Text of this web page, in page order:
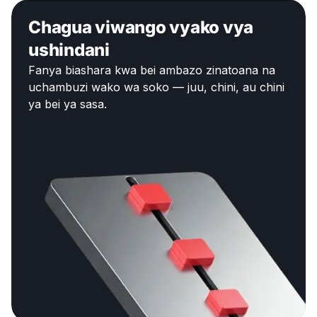
Chagua viwango vyako vya
ushindani
Fanya biashara kwa bei ambazo zinatoana na
uchambuzi wako wa soko — juu, chini, au chini
ya bei ya sasa.